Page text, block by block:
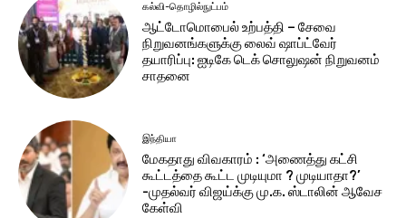
கல்வி-தொழில்நுட்பம்
ஆட்டோமொபைல் உற்பத்தி – சேவை
நிறுவனங்களுக்கு லைவ் ஷாப்ட்வேர்
தயாரிப்பு: ஐடிகே டெக் சொலுஷன் நிறுவனம்
சாதனை
இந்தியா
மேகதாது விவகாரம் : ‘அணைத்து கட்சி
கூட்டத்தை கூட்ட முடியுமா ? முடியாதா?’
-முதல்வர் விஜய்க்கு மு.க. ஸ்டாலின் ஆவேச
கேள்வி